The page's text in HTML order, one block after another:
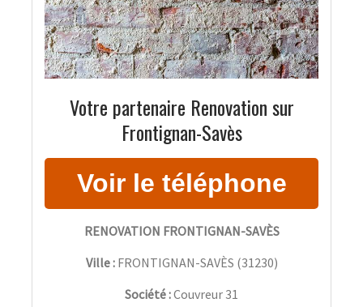
Votre partenaire Renovation sur
Frontignan-Savès
RENOVATION FRONTIGNAN-SAVÈS
Ville : FRONTIGNAN-SAVÈS (31230)
Société :Couvreur 31